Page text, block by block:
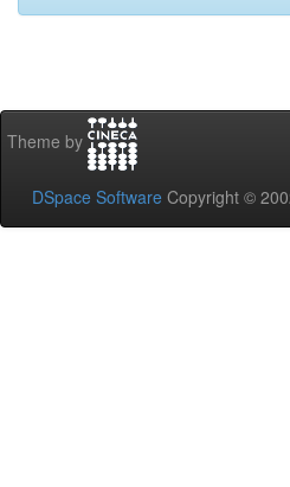
Theme by
DSpace Software Copyright ©